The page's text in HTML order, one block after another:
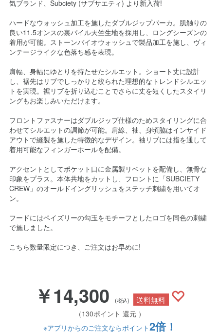
気ブランド、Subciety (サブサエティ) より新入荷!
ハードなウォッシュ加工を施したダブルジップパーカ。肌触りの
良い11.5オンスの裏パイル天竺生地を採用し、ロングシーズンの
着用が可能。ストーンバイオウォッシュで製品加工を施し、ヴィ
ンテージライクな色落ち感を表現。
肩幅、身幅にゆとりを持たせたシルエット。ショート丈に設計
し、裾先はリブでしっかりと絞られた理想的なトレンドシルエッ
トを実現。裾リブを折り込むことでさらに丈を短くしたスタイリ
ングもお楽しみいただけます。
フロントファスナーはダブルジップ仕様のためスタイリングに合
わせてシルエットの調節が可能。肩線、袖、身頃脇はインサイド
アウトで縫製を施した特徴的なデザイン。袖リブには指を通して
着用可能なフィンガーホールを配備。
アクセントとしてポケット口に金属製リベットを配備し、無骨な
印象をプラス。本体共地をカットし、フロントに「SUBCIETY
CREW」のオールドイングリッシュをステッチ刺繍を用いてオ
ン。
フードにはペイズリーの勾玉をモチーフとしたロゴを同色の刺繍
で施しました。
こちら数量限定につき、ご注文はお早めに!
￥14,300 (税込) 送料無料
（130ポイント 還元 ）
※アプリからのご注文ならポイント2倍！